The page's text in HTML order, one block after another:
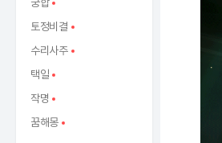
토정비결
수리사주
택일
작명
꿈해몽